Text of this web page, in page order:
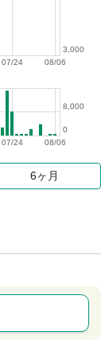
08/06
07/24
3,000
08/06
07/24
0
8,000
6ヶ月